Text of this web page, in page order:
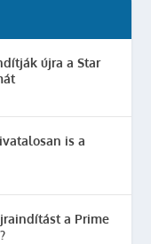
újra a Star
is a
a Prime